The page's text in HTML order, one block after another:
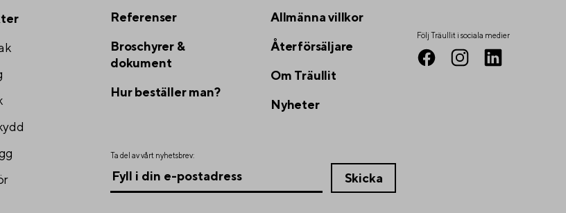
Referenser
Broschyrer &
dokument
Hur beställer man?
Allmänna villkor
Återförsäljare
Om Träullit
Nyheter
Ta del av vårt nyhetsbrev:
Följ Träullit i sociala medier